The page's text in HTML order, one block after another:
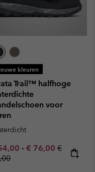
kleuren
Trail™ halfhoge
voor
sale price:
- Maximum sale
€ 76,00 Regular
€